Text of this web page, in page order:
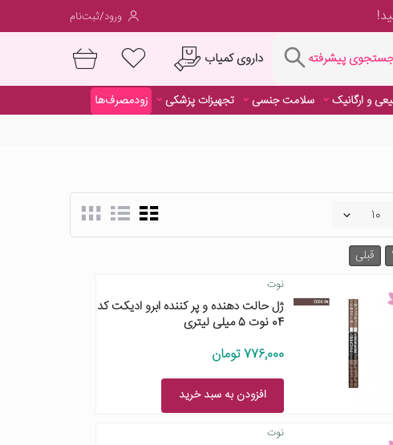
داروی کمیاب
ورود/ثبت‌نام
پیشرفته داروی کمیاب
و ارگانیک سلامت جنسی تجهیزات پزشکی
زودمصرف‌ها
قبلی 1
نوت
ژل حالت دهنده و پر کننده ابرو ادیکت کد
04 نوت 5 میلی لیتری
776,000 تومان
افزودن به سبد خرید
نوت